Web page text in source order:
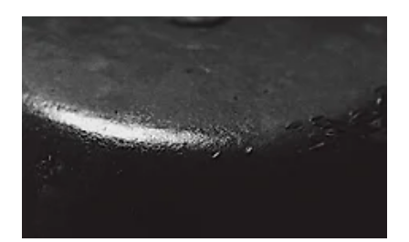
태화에서 친구를 만나기로 약속을 해서 친구를 기다리다가 평소 보지 못했던
매장이 하나 보여 잠깐 구경을 했는데요. 여기가 바로 현대카드의 금융서비스
와 브랜드경험 기회를 체험할 수 있는 현대카드 부산 파이낸스샵이었습니다.
저처럼 현대카드를 사용하는 분 뿐만 아니라 현대카드의 다양한 금융서비스와
브랜드 그리고 현대카드 뮤직의 다양한 컨텐츠..